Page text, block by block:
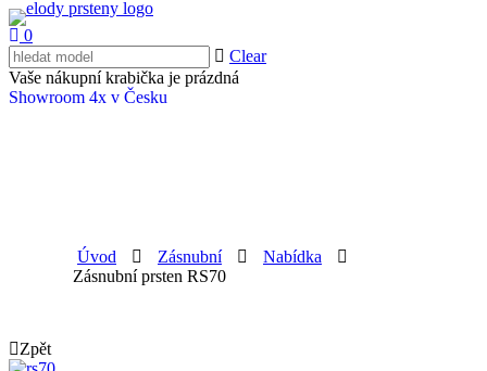
0
Clear
Vaše nákupní krabička je prázdná
Showroom 4x v Česku
Úvod Zásnubní
Nabídka
Zásnubní prsten RS70
Zpět